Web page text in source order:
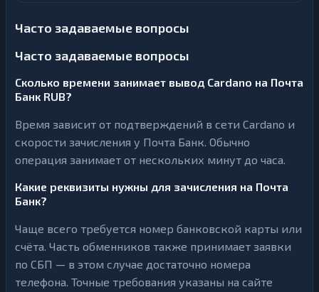
Часто задаваемые вопросы
Часто задаваемые вопросы
Сколько времени занимает вывод Cardano на Почта
Банк RUB?
Время зависит от подтверждений в сети Cardano и
скорости зачисления у Почта Банк. Обычно
операция занимает от нескольких минут до часа.
Какие реквизиты нужны для зачисления на Почта
Банк?
Чаще всего требуется номер банковской карты или
счёта. Часть обменников также принимает заявки
по СБП — в этом случае достаточно номера
телефона. Точные требования указаны на сайте